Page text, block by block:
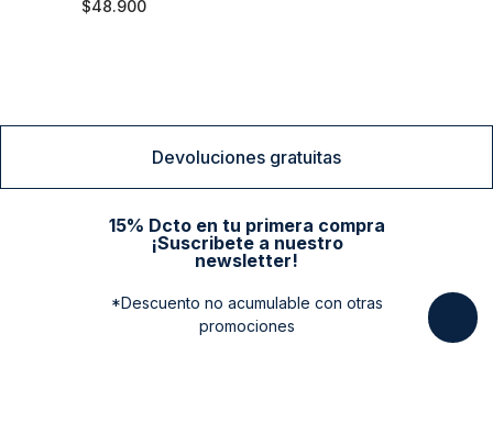
$48.900
Devoluciones gratuitas
15% Dcto en tu primera compra
¡Suscribete a nuestro
newsletter!
*Descuento no acumulable con otras
promociones